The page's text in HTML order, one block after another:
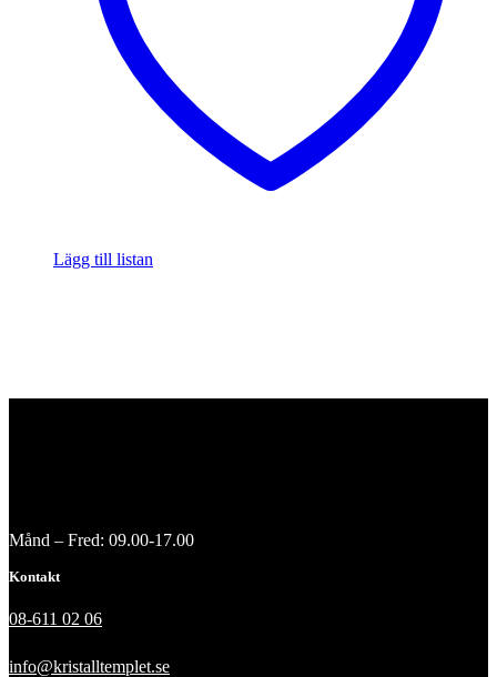
Lägg till listan
Månd – Fred: 09.00-17.00
Kontakt
08-611 02 06
info@kristalltemplet.se